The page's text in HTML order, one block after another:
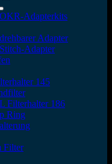
Adapterkits
Adapter
Adapter
145
Filterhalter 186
Ring
Filter